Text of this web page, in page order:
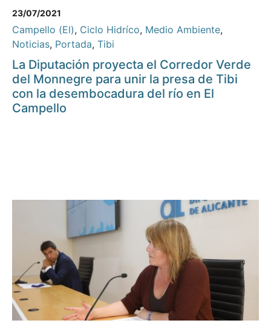
23/07/2021
Campello (El), Ciclo Hidríco, Medio Ambiente,
Noticias, Portada, Tibi
La Diputación proyecta el Corredor Verde
del Monnegre para unir la presa de Tibi
con la desembocadura del río en El
Campello